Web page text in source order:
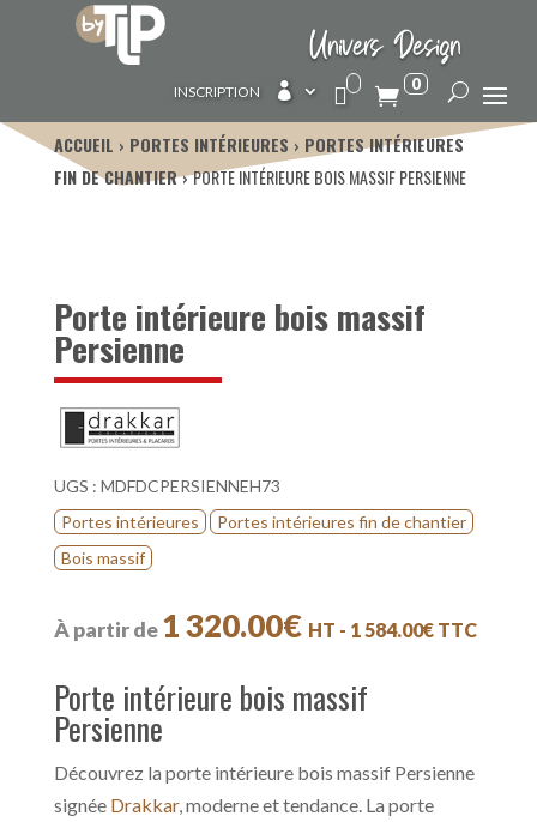
Univers Design
INSCRIPTION  0
ACCUEIL PORTES INTÉRIEURES
PORTES INTÉRIEURES
FIN DE CHANTIER
PORTE INTÉRIEURE BOIS MASSIF PERSIENNE
Porte intérieure bois massif
Persienne
UGS : MDFDCPERSIENNEH73
Portes intérieures
Portes intérieures fin de chantier
Bois massif
À partir de1 320.00€ HT - 1 584.00€TTC
Porte intérieure bois massif
Persienne
Découvrez la porte intérieure bois massif Persienne
signée Drakkar, moderne et tendance. La porte